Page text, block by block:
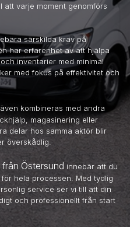
varje moment genomförs
särskilda krav på
har erfarenhet av att hjälpa
inventarier med minimal
med fokus på effektivitet och
kombineras med andra
magasinering eller
delar hos samma aktör blir
överskådlig.
från Östersund innebär att du
hela processen. Med tydlig
service ser vi till att din
och professionellt från start